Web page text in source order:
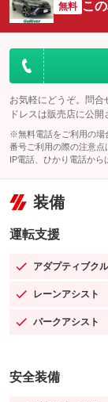
無料 こ
お気軽にどうぞ。問
ドレスは販売店に公開
※無料電話をご利用の場
番号ご利用の際の注意点
IP電話、ひかり電話から
装備
運転支援
アダプティブク
：装備あり
レーンアシスト
：装備あり
パークアシスト
：装備あり
安全装備